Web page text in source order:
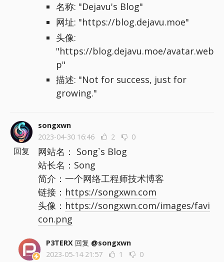
名称: "Dejavu's Blog"
网址: "https://blog.dejavu.moe"
头像:
"https://blog.dejavu.moe/avatar.web
p"
描述: "Not for success, just for
growing."
songxwn
2023-04-30 16:46
2 0
网站名： Song`s Blog
站长名：Song
简介：一个网络工程师技术博客
链接： https://songxwn.com
头像： https://songxwn.com/images/favi
con.png
回复
P3TERX 回复 @songxwn
2023-05-14 21:57
1 0